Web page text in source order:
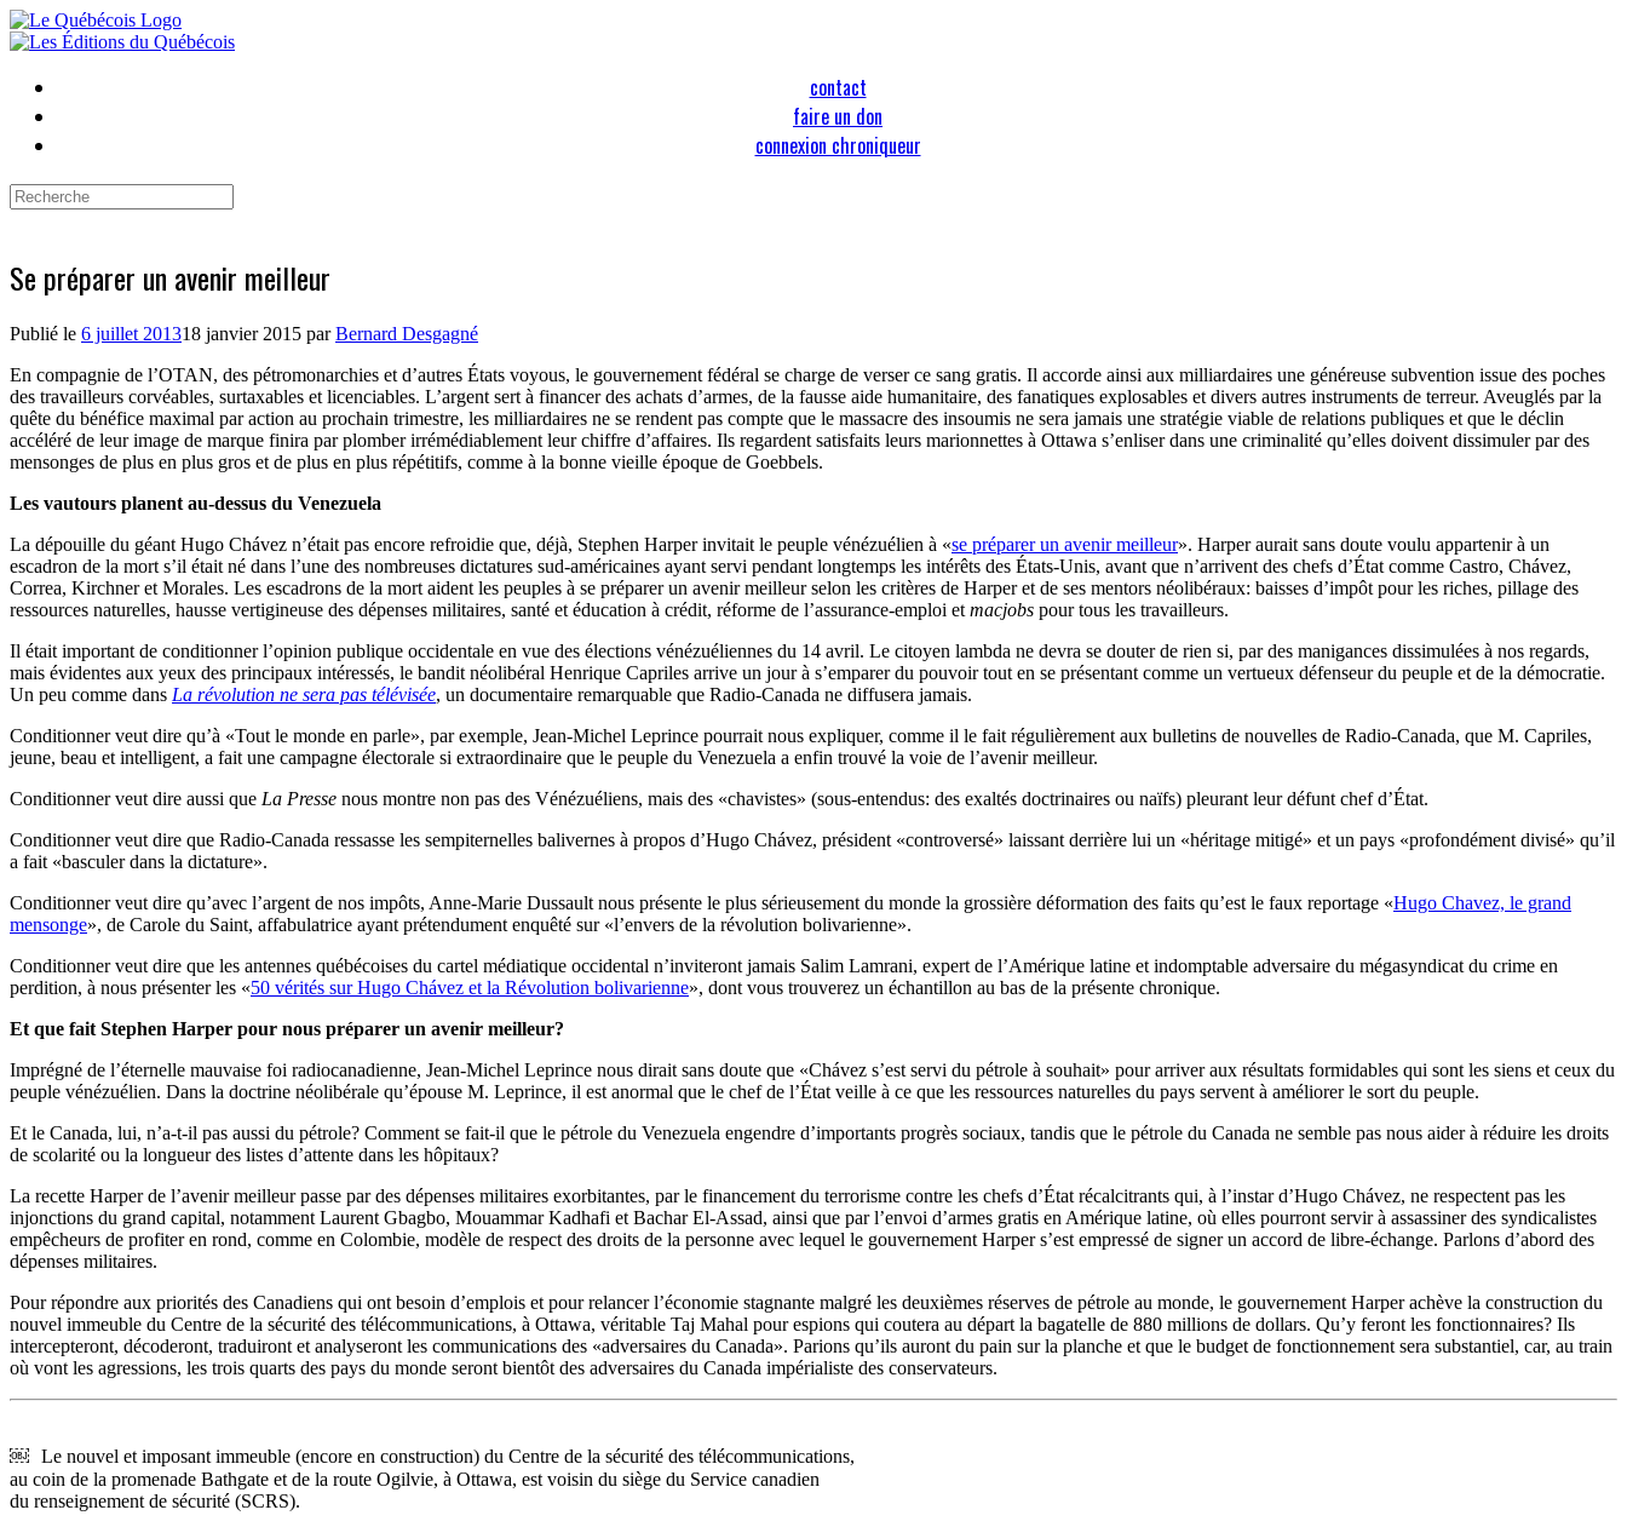
Skip
to
contact
faire un don
connexion chroniqueur
Search
Se préparer un avenir meilleur
Publié le 6 juillet 201318 janvier 2015 parBernard Desgagné
En compagnie de l’OTAN, des pétromonarchies et d’autres États voyous, le gouvernement fédéral se charge de verser ce sang gratis. Il accorde ainsi aux milliardaires une généreuse subvention issue des poches
des travailleurs corvéables, surtaxables et licenciables. L’argent sert à financer des achats d’armes, de la fausse aide humanitaire, des fanatiques explosables et divers autres instruments de terreur. Aveuglés par la
quête du bénéfice maximal par action au prochain trimestre, les milliardaires ne se rendent pas compte que le massacre des insoumis ne sera jamais une stratégie viable de relations publiques et que le déclin
accéléré de leur image de marque finira par plomber irrémédiablement leur chiffre d’affaires. Ils regardent satisfaits leurs marionnettes à Ottawa s’enliser dans une criminalité qu’elles doivent dissimuler par des
mensonges de plus en plus gros et de plus en plus répétitifs, comme à la bonne vieille époque de Goebbels.
Les vautours planent au-dessus du Venezuela
La dépouille du géant Hugo Chávez n’était pas encore refroidie que, déjà, Stephen Harper invitait le peuple vénézuélien à «se préparer un avenir meilleur». Harper aurait sans doute voulu appartenir à un
escadron de la mort s’il était né dans l’une des nombreuses dictatures sud-américaines ayant servi pendant longtemps les intérêts des États-Unis, avant que n’arrivent des chefs d’État comme Castro, Chávez,
Correa, Kirchner et Morales. Les escadrons de la mort aident les peuples à se préparer un avenir meilleur selon les critères de Harper et de ses mentors néolibéraux: baisses d’impôt pour les riches, pillage des
ressources naturelles, hausse vertigineuse des dépenses militaires, santé et éducation à crédit, réforme de l’assurance-emploi et macjobs pour tous les travailleurs.
Il était important de conditionner l’opinion publique occidentale en vue des élections vénézuéliennes du 14 avril. Le citoyen lambda ne devra se douter de rien si, par des manigances dissimulées à nos regards,
mais évidentes aux yeux des principaux intéressés, le bandit néolibéral Henrique Capriles arrive un jour à s’emparer du pouvoir tout en se présentant comme un vertueux défenseur du peuple et de la démocratie.
Un peu comme dans La révolution ne sera pas télévisée, un documentaire remarquable que Radio-Canada ne diffusera jamais.
Conditionner veut dire qu’à «Tout le monde en parle», par exemple, Jean-Michel Leprince pourrait nous expliquer, comme il le fait régulièrement aux bulletins de nouvelles de Radio-Canada, que M. Capriles,
jeune, beau et intelligent, a fait une campagne électorale si extraordinaire que le peuple du Venezuela a enfin trouvé la voie de l’avenir meilleur.
Conditionner veut dire aussi que La Presse nous montre non pas des Vénézuéliens, mais des «chavistes» (sous-entendus: des exaltés doctrinaires ou naïfs) pleurant leur défunt chef d’État.
Conditionner veut dire que Radio-Canada ressasse les sempiternelles balivernes à propos d’Hugo Chávez, président «controversé» laissant derrière lui un «héritage mitigé» et un pays «profondément divisé» qu’il
a fait «basculer dans la dictature».
Conditionner veut dire qu’avec l’argent de nos impôts, Anne-Marie Dussault nous présente le plus sérieusement du monde la grossière déformation des faits qu’est le faux reportage «Hugo Chavez, le grand
mensonge», de Carole du Saint, affabulatrice ayant prétendument enquêté sur «l’envers de la révolution bolivarienne».
Conditionner veut dire que les antennes québécoises du cartel médiatique occidental n’inviteront jamais Salim Lamrani, expert de l’Amérique latine et indomptable adversaire du mégasyndicat du crime en
perdition, à nous présenter les «50 vérités sur Hugo Chávez et la Révolution bolivarienne», dont vous trouverez un échantillon au bas de la présente chronique.
Et que fait Stephen Harper pour nous préparer un avenir meilleur?
Imprégné de l’éternelle mauvaise foi radiocanadienne, Jean-Michel Leprince nous dirait sans doute que «Chávez s’est servi du pétrole à souhait» pour arriver aux résultats formidables qui sont les siens et ceux du
peuple vénézuélien. Dans la doctrine néolibérale qu’épouse M. Leprince, il est anormal que le chef de l’État veille à ce que les ressources naturelles du pays servent à améliorer le sort du peuple.
Et le Canada, lui, n’a-t-il pas aussi du pétrole? Comment se fait-il que le pétrole du Venezuela engendre d’importants progrès sociaux, tandis que le pétrole du Canada ne semble pas nous aider à réduire les droits
de scolarité ou la longueur des listes d’attente dans les hôpitaux?
La recette Harper de l’avenir meilleur passe par des dépenses militaires exorbitantes, par le financement du terrorisme contre les chefs d’État récalcitrants qui, à l’instar d’Hugo Chávez, ne respectent pas les
injonctions du grand capital, notamment Laurent Gbagbo, Mouammar Kadhafi et Bachar El-Assad, ainsi que par l’envoi d’armes gratis en Amérique latine, où elles pourront servir à assassiner des syndicalistes
empêcheurs de profiter en rond, comme en Colombie, modèle de respect des droits de la personne avec lequel le gouvernement Harper s’est empressé de signer un accord de libre-échange. Parlons d’abord des
dépenses militaires.
Pour répondre aux priorités des Canadiens qui ont besoin d’emplois et pour relancer l’économie stagnante malgré les deuxièmes réserves de pétrole au monde, le gouvernement Harper achève la construction du
nouvel immeuble du Centre de la sécurité des télécommunications, à Ottawa, véritable Taj Mahal pour espions qui coutera au départ la bagatelle de 880 millions de dollars. Qu’y feront les fonctionnaires? Ils
intercepteront, décoderont, traduiront et analyseront les communications des «adversaires du Canada». Parions qu’ils auront du pain sur la planche et que le budget de fonctionnement sera substantiel, car, au train
où vont les agressions, les trois quarts des pays du monde seront bientôt des adversaires du Canada impérialiste des conservateurs.
￼ Le nouvel et imposant immeuble (encore en construction) du Centre de la sécurité des télécommunications,
au coin de la promenade Bathgate et de la route Ogilvie, à Ottawa, est voisin du siège du Service canadien
du renseignement de sécurité (SCRS).